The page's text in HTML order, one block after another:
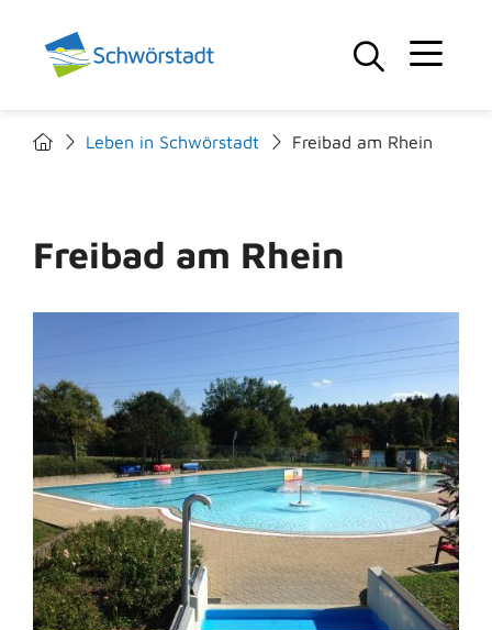
Leben in Schwörstadt Freibad am Rhein
Freibad am Rhein